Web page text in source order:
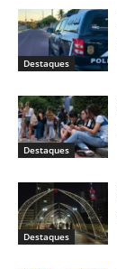
Destaques
Destaques
Destaques